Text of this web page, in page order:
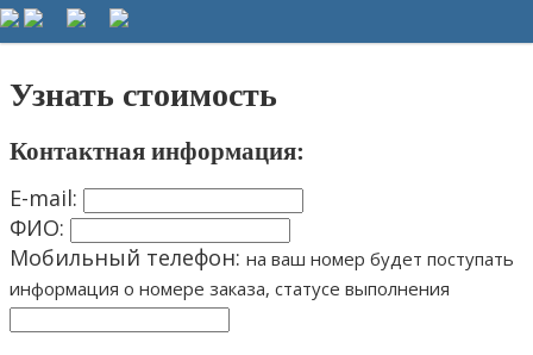
Узнать стоимость
Контактная информация:
E-mail:
ФИО:
Мобильный телефон: на ваш номер будет поступать
информация о номере заказа, статусе выполнения